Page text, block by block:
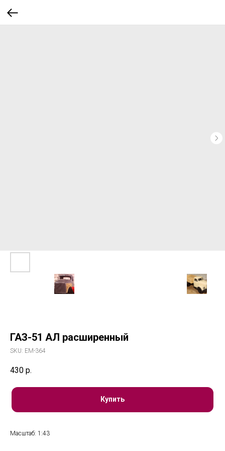
ГАЗ-51 АЛ расширенный
SKU: ЕМ-364
430 р.
Купить
Масштаб: 1:43